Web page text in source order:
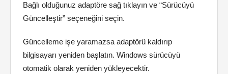
Bağlı olduğunuz adaptöre sağ tıklayın ve “Sürücüyü
Güncelleştir” seçeneğini seçin.
Güncelleme işe yaramazsa adaptörü kaldırıp
bilgisayarı yeniden başlatın. Windows sürücüyü
otomatik olarak yeniden yükleyecektir.